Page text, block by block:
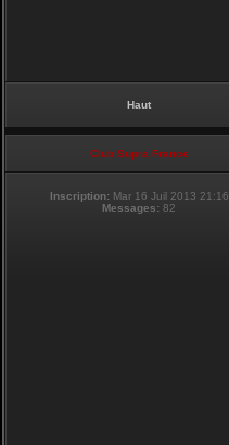
Haut
Club Supra France
Inscription: Mar 16 Juil 2013 21:16
Messages: 82